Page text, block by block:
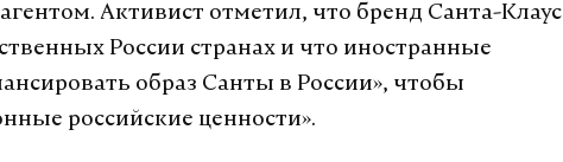
Активист отметил, что бренд Санта-Клаус
России странах и что иностранные
образ Санты в России», чтобы
российские ценности».